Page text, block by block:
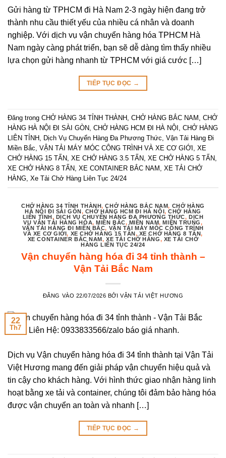
Gửi hàng từ TPHCM đi Hà Nam 2-3 ngày hiện đang trở
thành nhu cầu thiết yếu của nhiều cá nhân và doanh
nghiệp. Với dịch vụ vận chuyển hàng hóa TPHCM Hà
Nam ngày càng phát triển, bạn sẽ dễ dàng tìm thấy nhiều
lựa chọn gửi hàng nhanh từ TPHCM với giá cước […]
TIẾP TỤC ĐỌC →
Đăng trong CHỞ HÀNG 34 TỈNH THÀNH CHỞ HÀNG BẮC NAM CHỞ
HÀNG HÀ NỘI ĐI SÀI GÒN CHỞ HÀNG HCM ĐI HÀ NỘI CHỞ HÀNG
LIÊN TỈNH Dịch Vụ Chuyển Hàng Đa Phương Thức Vận Tải Hàng Đi
Miền Bắc VẬN TẢI MÁY MÓC CÔNG TRÌNH VÀ XE CƠ GIỚI XE
CHỞ HÀNG 15 TẤN XE CHỞ HÀNG 3.5 TẤN XE CHỞ HÀNG 5 TẤN
XE CHỞ HÀNG 8 TẤN XE CONTAINER BẮC NAM XE TẢI CHỞ
HÀNG Xe Tải Chở Hàng Liên Tục 24/24
CHỞ HÀNG 34 TỈNH THÀNH,CHỞ HÀNG BẮC NAM, CHỞ HÀNG
HÀ NỘI ĐI SÀI GÒN , CHỞ HÀNG HCM ĐI HÀ NỘI,CHỞ HÀNG
LIÊN TỈNH , DỊCH VỤ CHUYỂN HÀNG ĐA PHƯƠNG THỨC, DỊCH
VỤ VẬN TẢI HÀNG HÓA, MIỀN BẮC, MIỀN NAM, MIỀN TRUNG,
VẬN TẢI HÀNG ĐI MIỀN BẮC, VẬN TẢI MÁY MÓC CÔNG TRÌNH
VÀ XE CƠ GIỚI, XE CHỞ HÀNG 15 TẤN , XE CHỞ HÀNG 8 TẤN,
XE CONTAINER BẮC NAM ,XE TẢI CHỞ HÀNG, XE TẢI CHỞ
HÀNG LIÊN TỤC 24/24
Vận chuyển hàng hóa đi 34 tỉnh thành –
Vận Tải Bắc Nam
ĐĂNG VÀO 22/07/2026 BỞIVẬN TẢI VIỆT HƯƠNG
22
Th7
Dịch vụ Vận chuyển hàng hóa đi 34 tỉnh thành tại Vận Tải
Việt Hương mang đến giải pháp vận chuyển hiệu quả và
tin cậy cho khách hàng. Với hình thức giao nhận hàng linh
hoạt bằng xe tải và container, chúng tôi đảm bảo hàng hóa
được vận chuyển an toàn và nhanh […]
TIẾP TỤC ĐỌC →